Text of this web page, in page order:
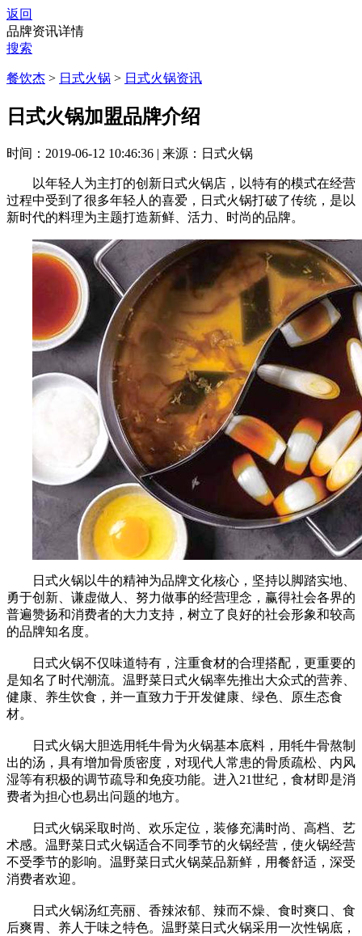
返回
品牌资讯详情
搜索
餐饮杰 > 日式火锅 > 日式火锅资讯
日式火锅加盟品牌介绍
时间：2019-06-12 10:46:36 | 来源：日式火锅
以年轻人为主打的创新日式火锅店，以特有的模式在经营
过程中受到了很多年轻人的喜爱，日式火锅打破了传统，是以
新时代的料理为主题打造新鲜、活力、时尚的品牌。
日式火锅以牛的精神为品牌文化核心，坚持以脚踏实地、
勇于创新、谦虚做人、努力做事的经营理念，赢得社会各界的
普遍赞扬和消费者的大力支持，树立了良好的社会形象和较高
的品牌知名度。
日式火锅不仅味道特有，注重食材的合理搭配，更重要的
是知名了时代潮流。温野菜日式火锅率先推出大众式的营养、
健康、养生饮食，并一直致力于开发健康、绿色、原生态食
材。
日式火锅大胆选用牦牛骨为火锅基本底料，用牦牛骨熬制
出的汤，具有增加骨质密度，对现代人常患的骨质疏松、内风
湿等有积极的调节疏导和免疫功能。进入21世纪，食材即是消
费者为担心也易出问题的地方。
日式火锅采取时尚、欢乐定位，装修充满时尚、高档、艺
术感。温野菜日式火锅适合不同季节的火锅经营，使火锅经营
不受季节的影响。温野菜日式火锅菜品新鲜，用餐舒适，深受
消费者欢迎。
日式火锅汤红亮丽、香辣浓郁、辣而不燥、食时爽口、食
后爽胃、养人于味之特色。温野菜日式火锅采用一次性锅底，